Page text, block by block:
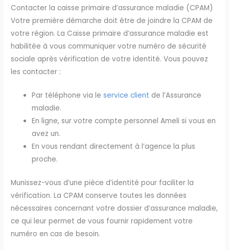
Contacter la caisse primaire d’assurance maladie (CPAM)
Votre première démarche doit être de joindre la CPAM de
votre région. La Caisse primaire d’assurance maladie est
habilitée à vous communiquer votre numéro de sécurité
sociale après vérification de votre identité. Vous pouvez
les contacter :
Par téléphone via leservice client de l’Assurance
maladie.
En ligne, sur votre compte personnel Ameli si vous en
avez un.
En vous rendant directement à l’agence la plus
proche.
Munissez-vous d’une pièce d’identité pour faciliter la
vérification. La CPAM conserve toutes les données
nécessaires concernant votre dossier d’assurance maladie,
ce qui leur permet de vous fournir rapidement votre
numéro en cas de besoin.